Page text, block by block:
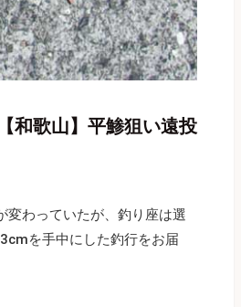
和歌山】平鯵狙い遠投
わっていたが、釣り座は選
を手中にした釣行をお届